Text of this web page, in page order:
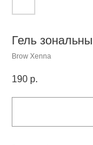
Гель
Brow Xenna
190 р.